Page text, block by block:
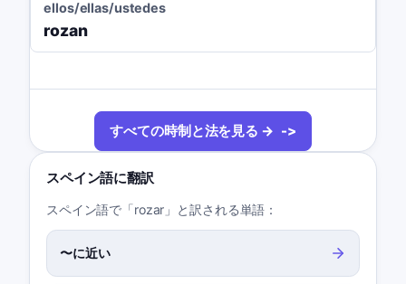
ellos/ellas/ustedes
rozan
すべての時制と法を見る →
スペイン語に翻訳
スペイン語で「rozar」と訳される単語：
〜に近い